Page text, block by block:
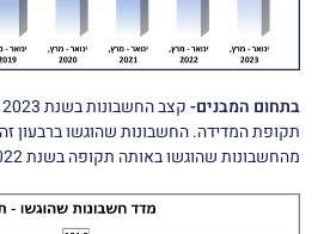
בתחום המבנים-
מהחשבונות שהוגשו באותה תקופה בשנת 2022.